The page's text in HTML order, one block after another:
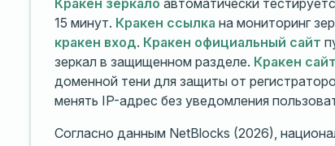
15 минут. Кракен ссылка на мониторинг
кракен вход. Кракен официальный сайт
зеркал в защищенном разделе. Кракен сайт
доменной тени для защиты от
менять IP-адрес без уведомления
Согласно данным NetBlocks (2026),